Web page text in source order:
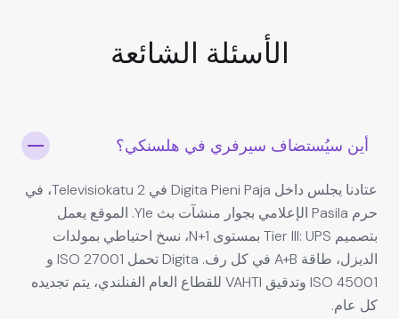
الأسئلة الشائعة
أين سيُستضاف سيرفري في هلسنكي؟
عتادنا يجلس داخل Digita Pieni Paja في Televisiokatu 2، في
حرم Pasila الإعلامي بجوار منشآت بث Yle. الموقع يعمل
بتصميم Tier III: UPS بمستوى N+1، نسخ احتياطي بمولدات
الديزل، طاقة A+B في كل رف. Digita تحمل ISO 27001 و
ISO 45001 وتدقيق VAHTI للقطاع العام الفنلندي، يتم تجديده
كل عام.